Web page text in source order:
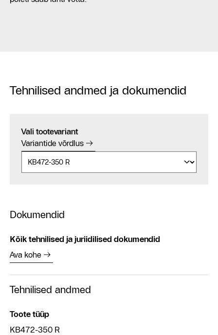
Tehnilised andmed ja dokumendid
Vali tootevariant
Variantide võrdlus
Dokumendid
Kõik tehnilised ja juriidilised dokumendid
Ava kohe
Tehnilised andmed
Toote tüüp
KB472-350 R